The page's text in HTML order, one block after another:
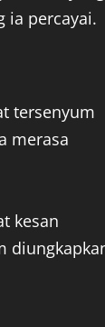
ia percayai.
tersenyum
merasa
kesan